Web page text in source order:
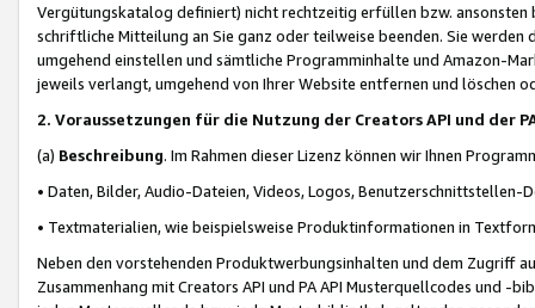
Vergütungskatalog definiert) nicht rechtzeitig erfüllen bzw. ansonsten
schriftliche Mitteilung an Sie ganz oder teilweise beenden. Sie werden
umgehend einstellen und sämtliche Programminhalte und Amazon-
jeweils verlangt, umgehend von Ihrer Website entfernen und löschen
2. Voraussetzungen für die Nutzung der Creators API und der
(a) Beschreibung. Im Rahmen dieser Lizenz können wir Ihnen
• Daten, Bilder, Audio-Dateien, Videos, Logos, Benutzerschnittstellen-
• Textmaterialien, wie beispielsweise Produktinformationen in
Neben den vorstehenden Produktwerbungsinhalten und dem Zugriff
Zusammenhang mit Creators API und PA API Musterquellcodes und